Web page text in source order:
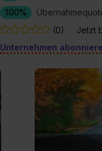
100%
(0)
Jetzt
Unternehmen